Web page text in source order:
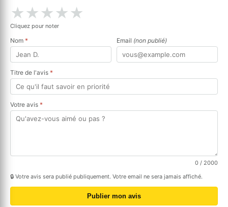
★★★★★
Cliquez pour noter
Nom * Email (non publié)
Titre de l'avis *
Votre avis *
0 / 2000
🔒 Votre avis sera publié publiquement. Votre email ne sera jamais affiché.
Publier mon avis